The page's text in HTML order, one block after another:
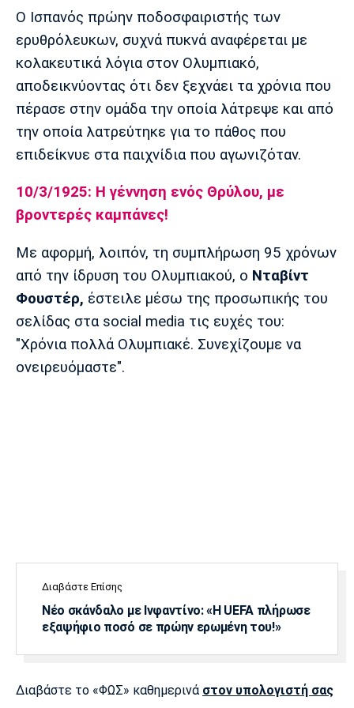
Πολιτισμός
Τραγούδια
Cine Spot
Running
Media
Παρασκήνιο
Πρόγραμμα TV
Ιωνικός Κηφισιά Πανσερραϊκός
Μαδρίτης
Μαδρίτης
Μάντσεστερ
Γιουνάιτεντ
Τσέλσι Άρσεναλ
Λίβερπουλ
Μονακό
Ερυθρός
Τότεναμ
Ο Ισπανός πρώην ποδοσφαιριστής των
ερυθρόλευκων, συχνά πυκνά αναφέρεται με
κολακευτικά λόγια στον Ολυμπιακό,
αποδεικνύοντας ότι δεν ξεχνάει τα χρόνια που
πέρασε στην ομάδα την οποία λάτρεψε και από
την οποία λατρεύτηκε για το πάθος που
επιδείκνυε στα παιχνίδια που αγωνιζόταν.
10/3/1925: Η γέννηση ενός Θρύλου, με
βροντερές καμπάνες!
Με αφορμή, λοιπόν, τη συμπλήρωση 95 χρόνων
από την ίδρυση του Ολυμπιακού, ο Νταβίντ
Φουστέρ, έστειλε μέσω της προσωπικής του
σελίδας στα social media τις ευχές του:
"Χρόνια πολλά Ολυμπιακέ. Συνεχίζουμε να
ονειρευόμαστε".
Διαβάστε Επίσης
Νέο σκάνδαλο με Ινφαντίνο: «Η UEFA πλήρωσε
εξαψήφιο ποσό σε πρώην ερωμένη του!»
Διαβάστε το «ΦΩΣ» καθημερινά στον υπολογιστή σας